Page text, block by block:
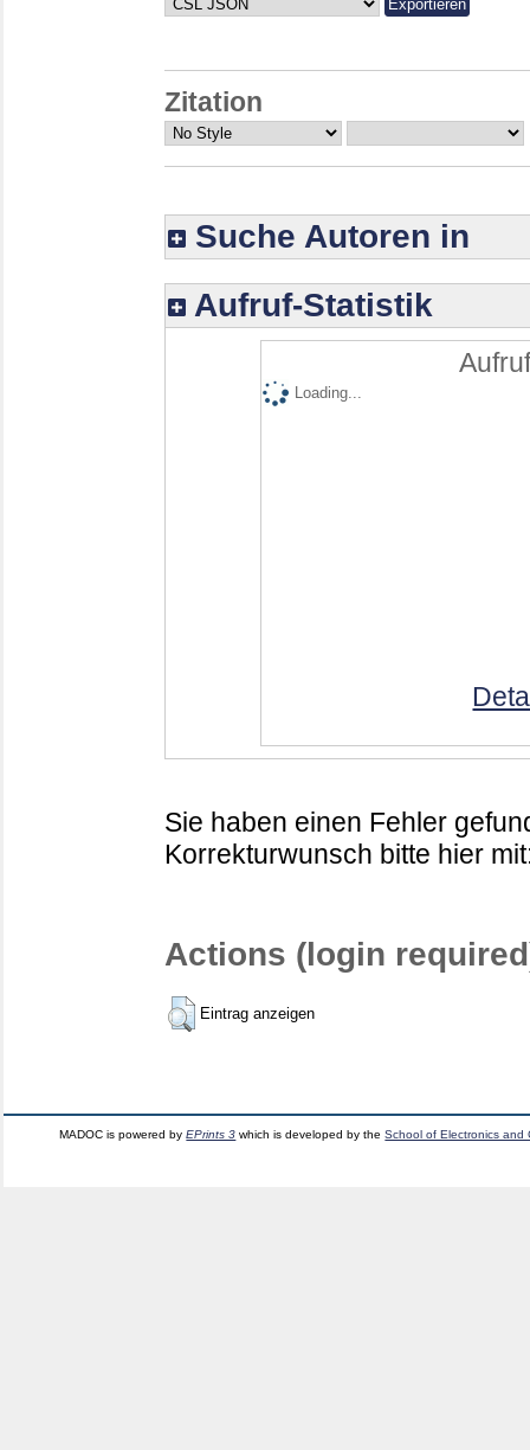
Zitation
Suche Autoren in
Aufruf-Statistik
Loading...
Sie haben einen Fehler
Korrekturwunsch bitte hier
Actions (login
Eintrag anzeigen
MADOC is powered byEPrints 3 which is developed by theSchool of Electronics and